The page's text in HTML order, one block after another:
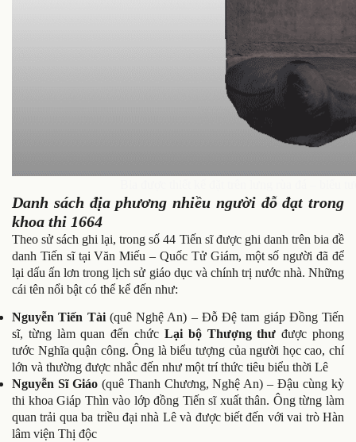
Danh sách địa phương nhiều người đỗ đạt trong
khoa thi 1664
Theo sử sách ghi lại, trong số 44 Tiến sĩ được ghi danh trên bia đề
danh Tiến sĩ tại Văn Miếu – Quốc Tử Giám, một số người đã để
lại dấu ấn lơn trong lịch sử giáo dục và chính trị nước nhà. Những
cái tên nổi bật có thể kể đến như:
Nguyễn Tiến Tài(quê Nghệ An) – Đỗ Đệ tam giáp Đồng Tiến
sĩ, từng làm quan đến chức Lại bộ Thượng thư được phong
tước Nghĩa quận công. Ông là biểu tượng của người học cao, chí
lớn và thường được nhắc đến như một trí thức tiêu biểu thời Lê
Nguyễn Sĩ Giáo(quê Thanh Chương, Nghệ An) – Đậu cùng kỳ
thi khoa Giáp Thìn vào lớp đồng Tiến sĩ xuất thân. Ông từng làm
quan trải qua ba triều đại nhà Lê và được biết đến với vai trò Hàn
lâm viện Thị độc